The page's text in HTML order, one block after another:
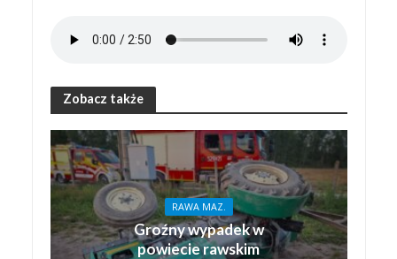
Zobacz także
RAWA MAZ.
Groźny wypadek w
powiecie rawskim